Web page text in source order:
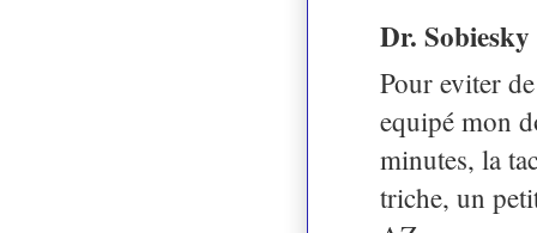
Dr.
Pour eviter
equipé mon
minutes, la
triche, un